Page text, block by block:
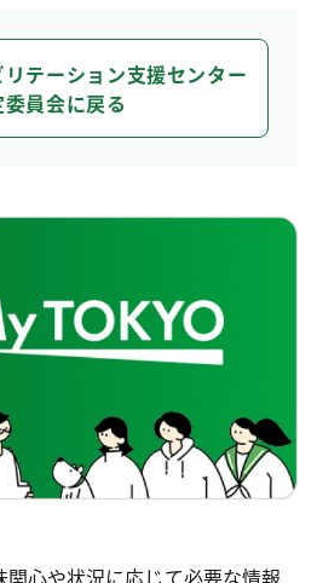
テーション支援センター
員会に戻る
心や状況に応じて必要な情報